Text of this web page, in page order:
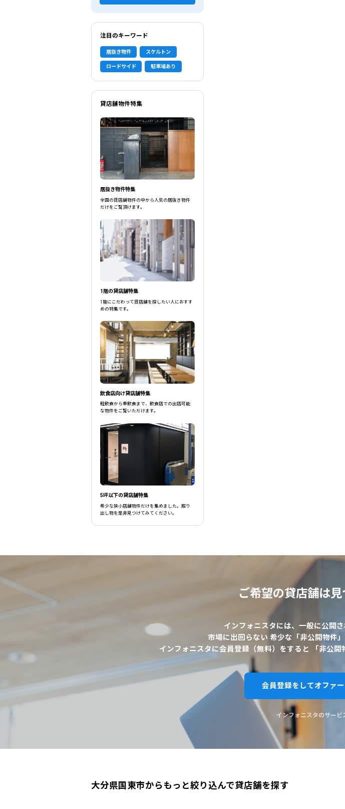
注目のキーワード
居抜き物件 スケルトン
ロードサイド 駐車場あり
貸店舗物件特集
居抜き物件特集
全国の貸店舗物件の中から人気の居抜き物件
だけをご覧頂けます。
1階の貸店舗特集
1階にこだわって貸店舗を探したい人におすす
めの特集です。
飲食店向け貸店舗特集
軽飲食から重飲食まで、飲食店での出店可能
な物件をご覧いただけます。
5坪以下の貸店舗特集
希少な狭小店舗物件だけを集めました。掘り
出し物を是非見つけてみてください。
ご希望の貸店舗は
インフォニスタには、一般に公開
市場に出回らない 希少な「非公開物件
インフォニスタに会員登録（無料）をすると 「非公開
会員登録をしてオファ
インフォニスタのサービ
選択中の条件
大分県国東市
駅選択の場合は路線ごとに該当するものを全て選択してください。（例：「JR山手線 新宿駅
大分県国東市からもっと絞り込んで貸店舗を探す